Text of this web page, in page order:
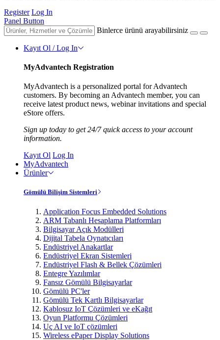
Register Log In
Panel Button
Binlerce ürünü arayabilirsiniz
Kayıt Ol / Log In
MyAdvantech Registration
MyAdvantech is a personalized portal for Advantech
customers. By becoming an Advantech member, you can
receive latest product news, webinar invitations and special
eStore offers.
Sign up today to get 24/7 quick access to your account
information.
Kayıt Ol Log In
MyAdvantech
Ürünler
Gömülü Bilişim Sistemleri
Application Focus Embedded Solutions
ARM Tabanlı Hesaplama Platformları
Bilgisayar Açık Modülleri
Dijital Tabela Oynatıcıları
Endüstriyel Anakartlar
Endüstriyel Ekran Sistemleri
Endüstriyel Flash & Bellek Çözümleri
Entegre Yazılımlar
Fansız Gömülü Bilgisayarlar
Gömülü PC'ler
Gömülü Tek Kartlı Bilgisayarlar
Kablosuz IoT Çözümleri ve eKağıt
Oyun Platformu Çözümleri
Uç AI ve IoT çözümleri
Wireless ePaper Display Solutions